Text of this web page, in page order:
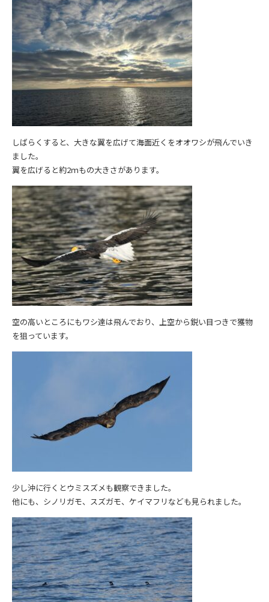
しばらくすると、大きな翼を広げて海面近くをオオワシが飛んでいき
ました。
翼を広げると約2ｍもの大きさがあります。
空の高いところにもワシ達は飛んでおり、上空から鋭い目つきで獲物
を狙っています。
少し沖に行くとウミスズメも観察できました。
他にも、シノリガモ、スズガモ、ケイマフリなども見られました。